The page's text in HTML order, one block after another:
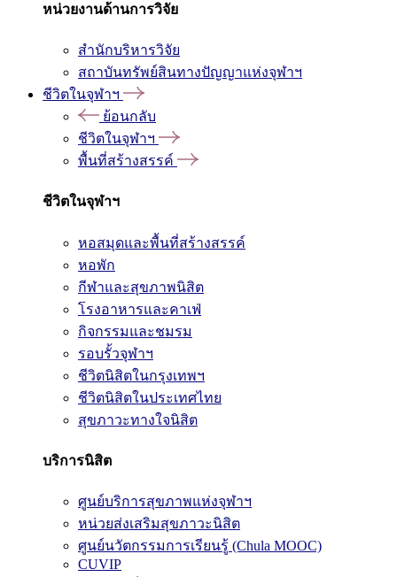
หน่วยงานด้านการวิจัย
สำนักบริหารวิจัย
สถาบันทรัพย์สินทางปัญญาแห่งจุฬาฯ
ชีวิตในจุฬาฯ
ย้อนกลับ
ชีวิตในจุฬาฯ
พื้นที่สร้างสรรค์
ชีวิตในจุฬาฯ
หอสมุดและพื้นที่สร้างสรรค์
หอพัก
กีฬาและสุขภาพนิสิต
โรงอาหารและคาเฟ่
กิจกรรมและชมรม
รอบรั้วจุฬาฯ
ชีวิตนิสิตในกรุงเทพฯ
ชีวิตนิสิตในประเทศไทย
สุขภาวะทางใจนิสิต
บริการนิสิต
ศูนย์บริการสุขภาพแห่งจุฬาฯ
หน่วยส่งเสริมสุขภาวะนิสิต
ศูนย์นวัตกรรมการเรียนรู้ (Chula MOOC)
CUVIP